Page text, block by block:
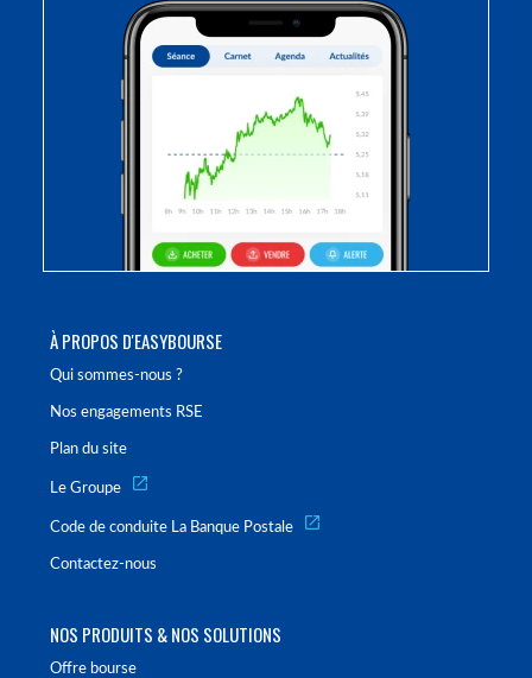
À PROPOS D'EASYBOURSE
Qui sommes-nous ?
Nos engagements RSE
Plan du site
Le Groupe
Code de conduite La Banque Postale
Contactez-nous
NOS PRODUITS & NOS SOLUTIONS
Offre bourse